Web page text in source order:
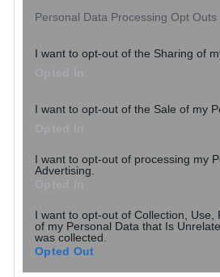
Personal Data Processing Opt Outs
I want to opt-out of the Sharing of
I want to opt-out of the Sale of my
I want to opt-out of processing my
Advertising.
I want to opt-out of Collection,
of my Personal Data that Is
was collected.
Opted Out